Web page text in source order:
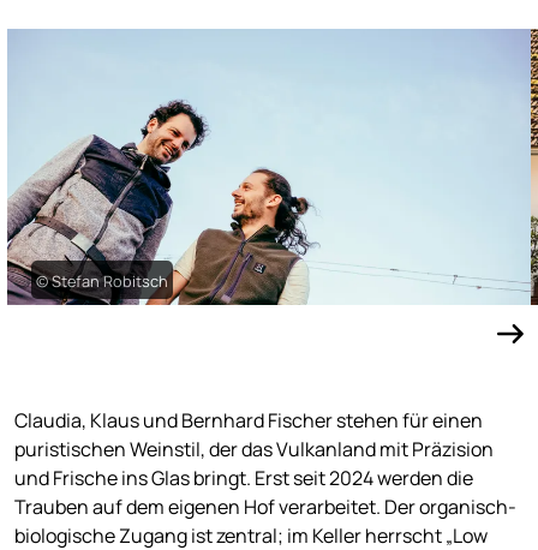
© Stefan Robitsch
Claudia, Klaus und Bernhard Fischer stehen für einen
puristischen Weinstil, der das Vulkanland mit Präzision
und Frische ins Glas bringt. Erst seit 2024 werden die
Trauben auf dem eigenen Hof verarbeitet. Der organisch-
biologische Zugang ist zentral; im Keller herrscht „Low